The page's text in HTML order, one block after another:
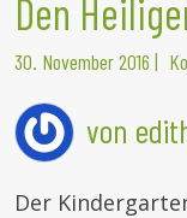
Den
30. November 2016 |
von
Der